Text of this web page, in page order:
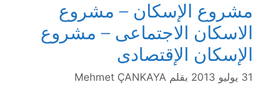
مشروع الإسكان – مشروع
الاسكان الاجتماعى – مشروع
الإسكان الإقتصادى
31 يوليو 2013 بقلم Mehmet ÇANKAYA